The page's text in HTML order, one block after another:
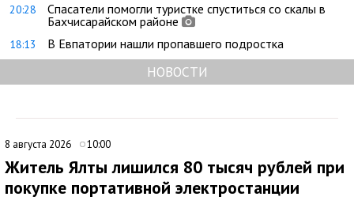
20:28
Спасатели помогли туристке спуститься со скалы в
Бахчисарайском районе
18:13 В Евпатории нашли пропавшего подростка
НОВОСТИ
8 августа 2026 10:00
Житель Ялты лишился 80 тысяч рублей при
покупке портативной электростанции